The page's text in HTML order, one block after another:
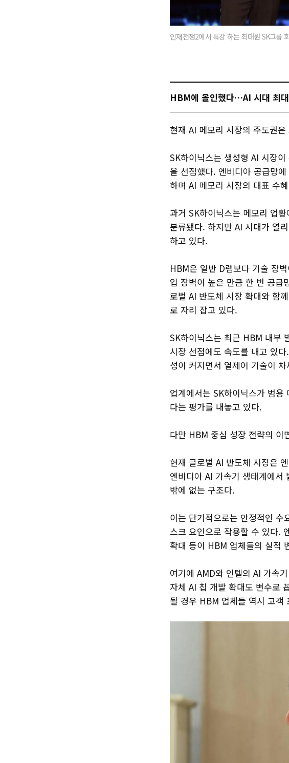
인재전쟁2에서 특강 하는 최태원 SK그룹
HBM에 올인했다…AI 시대 최
현재 AI 메모리 시장의 주도권
SK하이닉스는 생성형 AI 시장
을 선점했다. 엔비디아 공급망
하며 AI 메모리 시장의 대표 수
과거 SK하이닉스는 메모리 업
분류됐다. 하지만 AI 시대가 열
하고 있다.
HBM은 일반 D램보다 기술 장
입 장벽이 높은 만큼 한 번 공급
로벌 AI 반도체 시장 확대와 함
로 자리 잡고 있다.
SK하이닉스는 최근 HBM 내부
시장 선점에도 속도를 내고 있
성이 커지면서 열제어 기술이
업계에서는 SK하이닉스가 범
다는 평가를 내놓고 있다.
다만 HBM 중심 성장 전략의 이
현재 글로벌 AI 반도체 시장은
엔비디아 AI 가속기 생태계에서
밖에 없는 구조다.
이는 단기적으로는 안정적인 수
스크 요인으로 작용할 수 있다.
확대 등이 HBM 업체들의 실적
여기에 AMD와 인텔의 AI 가속
자체 AI 칩 개발 확대도 변수로
될 경우 HBM 업체들 역시 고객